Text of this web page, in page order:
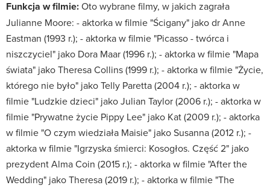
Funkcja w filmie:Oto wybrane filmy, w jakich zagrała
Julianne Moore: - aktorka w filmie "Ścigany" jako dr Anne
Eastman (1993 r.); - aktorka w filmie "Picasso - twórca i
niszczyciel" jako Dora Maar (1996 r.); - aktorka w filmie "Mapa
świata" jako Theresa Collins (1999 r.); - aktorka w filmie "Życie,
którego nie było" jako Telly Paretta (2004 r.); - aktorka w
filmie "Ludzkie dzieci" jako Julian Taylor (2006 r.); - aktorka w
filmie "Prywatne życie Pippy Lee" jako Kat (2009 r.); - aktorka
w filmie "O czym wiedziała Maisie" jako Susanna (2012 r.); -
aktorka w filmie "Igrzyska śmierci: Kosogłos. Część 2" jako
prezydent Alma Coin (2015 r.); - aktorka w filmie "After the
Wedding" jako Theresa (2019 r.); - aktorka w filmie "The